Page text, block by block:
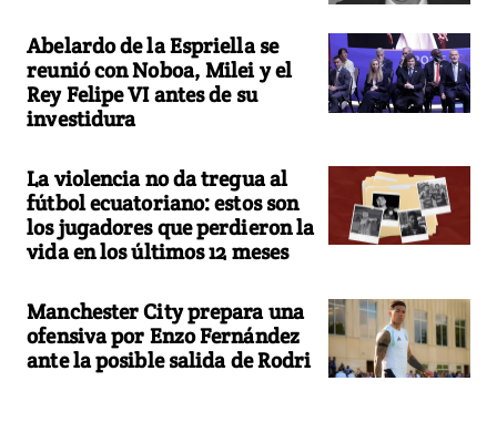
Abelardo de la Espriella se
reunió con Noboa, Milei y el
Rey Felipe VI antes de su
investidura
La violencia no da tregua al
fútbol ecuatoriano: estos son
los jugadores que perdieron la
vida en los últimos 12 meses
Manchester City prepara una
ofensiva por Enzo Fernández
ante la posible salida de Rodri